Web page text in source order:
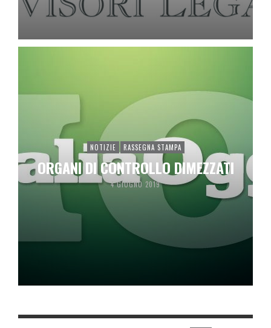
NOTIZIE RASSEGNA STAMPA
ORGANI DI CONTROLLO DIMEZZATI
4 GIUGNO 2019